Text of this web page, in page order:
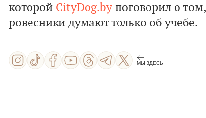
которой CityDog.by поговорил о
ровесники думают только об учебе.
МЫ ЗДЕСЬ